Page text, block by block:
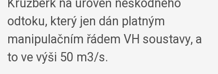
Kružberk na úroveň neškodného
odtoku, který jen dán platným
manipulačním řádem VH soustavy, a
to ve výši 50 m3/s.